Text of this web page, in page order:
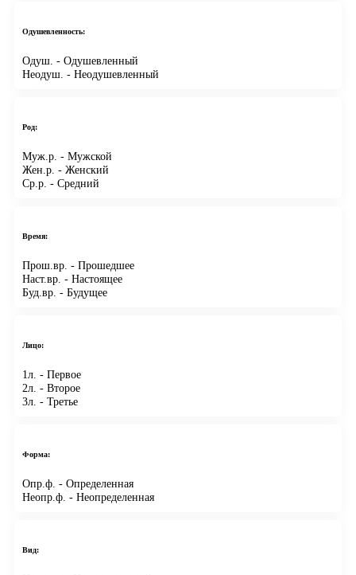
Одушевленность:
Одуш. - Одушевленный
Неодуш. - Неодушевленный
Род:
Муж.р. - Мужской
Жен.р. - Женский
Ср.р. - Средний
Время:
Прош.вр. - Прошедшее
Наст.вр. - Настоящее
Буд.вр. - Будущее
Лицо:
1л. - Первое
2л. - Второе
3л. - Третье
Форма:
Опр.ф. - Определенная
Неопр.ф. - Неопределенная
Вид: